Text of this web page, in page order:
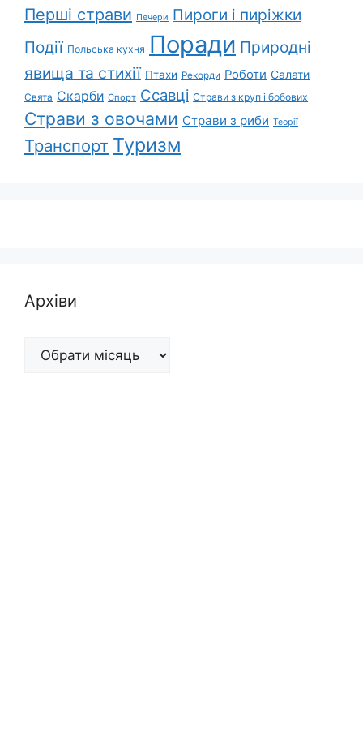
Перші страви Печери Пироги і пиріжки
Події Польська кухня Поради Природні
явища та стихії Птахи Рекорди Роботи Салати
Свята Скарби Спорт Ссавці Страви з круп і бобових
Страви з овочами Страви з риби Теорії
Транспорт Туризм
Архіви
Архіви